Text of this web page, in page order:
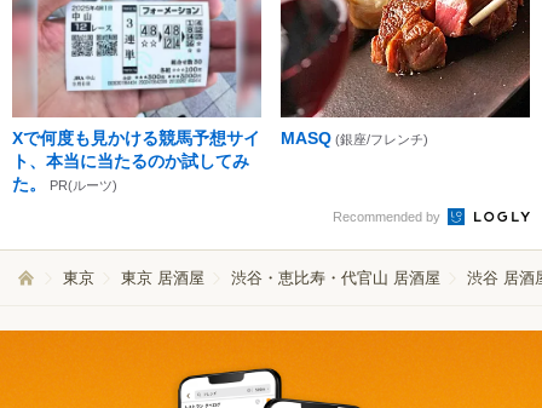
Xで何度も見かける競馬予想サイ
ト、本当に当たるのか試してみ
た。
PR(ルーツ)
MASQ (銀座/フレンチ)
Recommended by
東京 東京 居酒屋 渋谷・恵比寿・代官山 居酒屋 渋谷 居酒